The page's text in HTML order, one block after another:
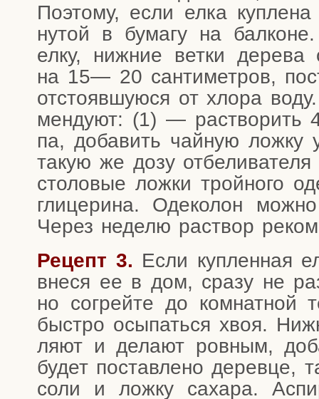
Поэто­му, если елка
ну­той в бума­гу на
елку, ниж­ние вет­ки дере­ва
на 15— 20 сан­ти­мет­ров,
отсто­яв­шу­ю­ся от хло­ра
мен­ду­ют: (1) — рас­тво­рить
па, доба­вить чай­ную лож­ку
такую же дозу
сто­ло­вые лож­ки трой­но­го
гли­це­ри­на. Оде­ко­лон
Через неде­лю рас­твор
Рецепт 3. Если куп­лен­ная
вне­ся ее в дом, сра­зу не
но согрей­те до ком­нат­ной
быст­ро осы­пать­ся хвоя.
ля­ют и дела­ют ров­ным,
будет постав­ле­но дерев­це,
соли и лож­ку саха­ра.